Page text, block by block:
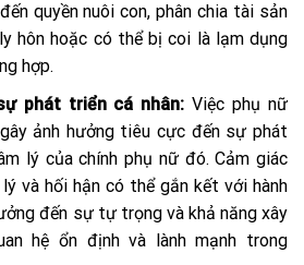
quyền nuôi con, phân chia tài sản
hôn hoặc có thể bị coi là lạm dụng
hợp.
phát triển cá nhân: Việc phụ nữ
ảnh hưởng tiêu cực đến sự phát
lý của chính phụ nữ đó. Cảm giác
và hối hận có thể gắn kết với hành
đến sự tự trọng và khả năng xây
hệ ổn định và lành mạnh trong